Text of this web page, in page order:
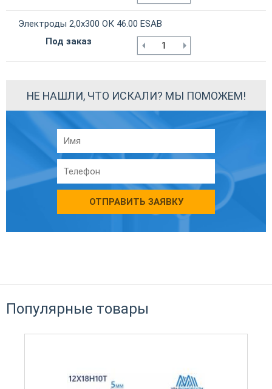
Электроды 2,0х300 ОК 46.00 ESAB
Под заказ
НЕ НАШЛИ, ЧТО ИСКАЛИ? МЫ ПОМОЖЕМ!
ОТПРАВИТЬ ЗАЯВКУ
Популярные товары